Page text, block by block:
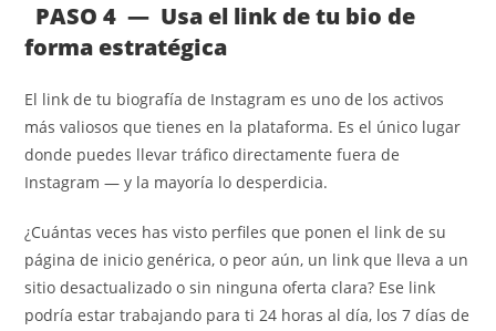
PASO 4 — Usa el link de tu bio de
forma estratégica
El link de tu biografía de Instagram es uno de los activos
más valiosos que tienes en la plataforma. Es el único lugar
donde puedes llevar tráfico directamente fuera de
Instagram — y la mayoría lo desperdicia.
¿Cuántas veces has visto perfiles que ponen el link de su
página de inicio genérica, o peor aún, un link que lleva a un
sitio desactualizado o sin ninguna oferta clara? Ese link
podría estar trabajando para ti 24 horas al día, los 7 días de